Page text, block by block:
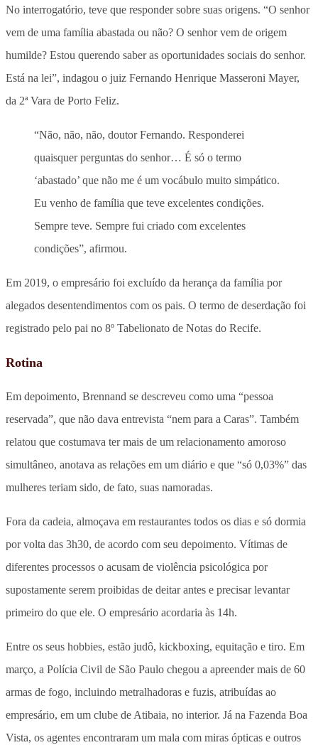
No interrogatório, teve que responder sobre suas origens. “O senhor
vem de uma família abastada ou não? O senhor vem de origem
humilde? Estou querendo saber as oportunidades sociais do senhor.
Está na lei”, indagou o juiz Fernando Henrique Masseroni Mayer,
da 2ª Vara de Porto Feliz.
“Não, não, não, doutor Fernando. Responderei
quaisquer perguntas do senhor… É só o termo
‘abastado’ que não me é um vocábulo muito simpático.
Eu venho de família que teve excelentes condições.
Sempre teve. Sempre fui criado com excelentes
condições”, afirmou.
Em 2019, o empresário foi excluído da herança da família por
alegados desentendimentos com os pais. O termo de deserdação foi
registrado pelo pai no 8º Tabelionato de Notas do Recife.
Rotina
Em depoimento, Brennand se descreveu como uma “pessoa
reservada”, que não dava entrevista “nem para a Caras”. Também
relatou que costumava ter mais de um relacionamento amoroso
simultâneo, anotava as relações em um diário e que “só 0,03%” das
mulheres teriam sido, de fato, suas namoradas.
Fora da cadeia, almoçava em restaurantes todos os dias e só dormia
por volta das 3h30, de acordo com seu depoimento. Vítimas de
diferentes processos o acusam de violência psicológica por
supostamente serem proibidas de deitar antes e precisar levantar
primeiro do que ele. O empresário acordaria às 14h.
Entre os seus hobbies, estão judô, kickboxing, equitação e tiro. Em
março, a Polícia Civil de São Paulo chegou a apreender mais de 60
armas de fogo, incluindo metralhadoras e fuzis, atribuídas ao
empresário, em um clube de Atibaia, no interior. Já na Fazenda Boa
Vista, os agentes encontraram um mala com miras ópticas e outros